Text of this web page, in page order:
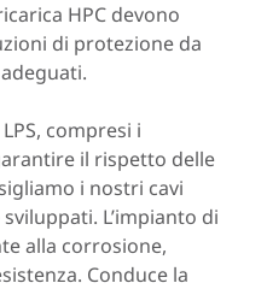
HPC devono
di protezione da
compresi i
il rispetto delle
i nostri cavi
L’impianto di
alla corrosione,
Conduce la